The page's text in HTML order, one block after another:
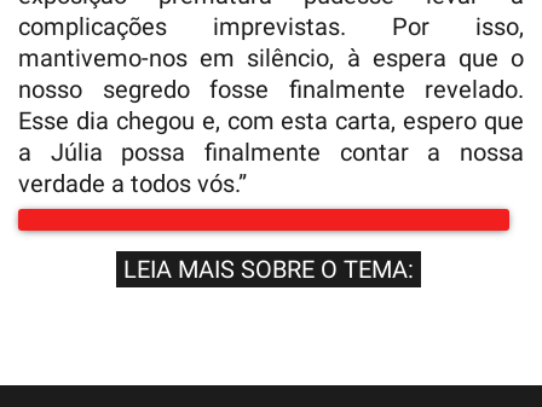
complicações imprevistas. Por isso,
mantivemo-nos em silêncio, à espera que o
nosso segredo fosse finalmente revelado.
Esse dia chegou e, com esta carta, espero que
a Júlia possa finalmente contar a nossa
verdade a todos vós.”
LEIA MAIS SOBRE O TEMA: